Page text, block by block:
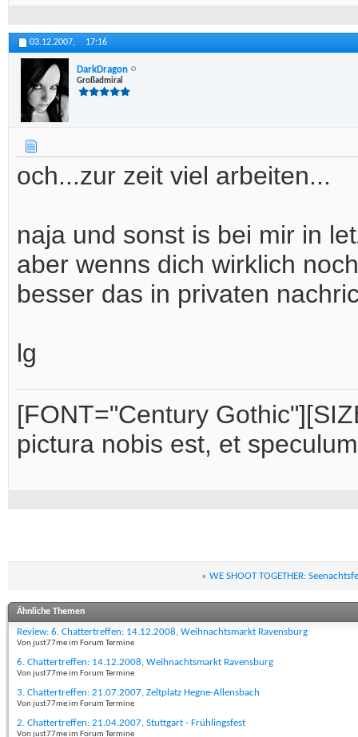
03.12.2007, 17:16
DarkDragon
Großadmiral
och...zur zeit viel arbeiten...
naja und sonst is bei mir in
aber wenns dich wirklich
besser das in privaten
lg
[FONT="Century
pictura nobis est, et
« WE SHOOT TOGETHER:
Ähnliche Themen
Review: 6. Chattertreffen: 14.12.2008, Weihnachtsmarkt Ravensburg
Von just77me im Forum Termine
6. Chattertreffen: 14.12.2008, Weihnachtsmarkt Ravensburg
Von just77me im Forum Termine
3. Chattertreffen: 21.07.2007, Zeltplatz Hegne-Allensbach
Von just77me im Forum Termine
2. Chattertreffen: 21.04.2007, Stuttgart - Frühlingsfest
Von just77me im Forum Termine